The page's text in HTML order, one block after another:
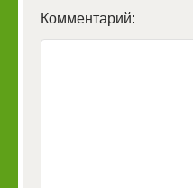
Комментарий: